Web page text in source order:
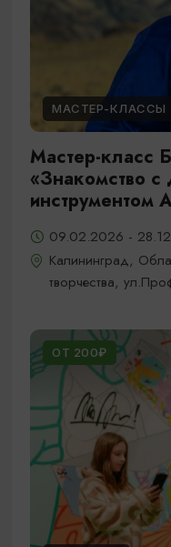
МАСТЕР-КЛАССЫ
Мастер-класс
«Знакомство
инструментом
09.02.2026 -
Калининград,
творчества,
ОТ 200₽